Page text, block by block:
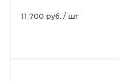
11 700 руб. / шт